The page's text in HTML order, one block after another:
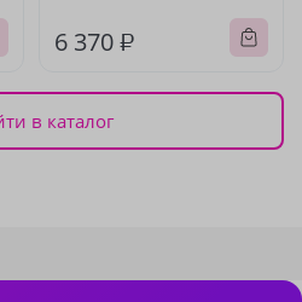
6 370 ₽
в каталог